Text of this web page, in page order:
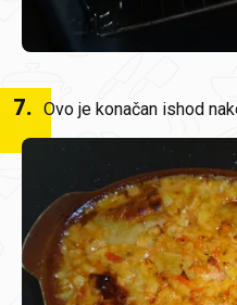
7. Ovo je konačan ishod